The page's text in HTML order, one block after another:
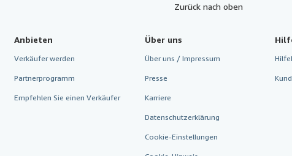
Zurück nach oben
Anbieten
Verkäufer werden
Partnerprogramm
Empfehlen Sie einen Verkäufer
Über uns
Über uns / Impressum
Presse
Karriere
Datenschutzerklärung
Cookie-Einstellungen